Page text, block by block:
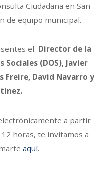
Ciudadana en San
de equipo municipal.
el Director de la
(DOS), Javier
Freire, David Navarro y
a partir
horas, te invitamos a
aquí.